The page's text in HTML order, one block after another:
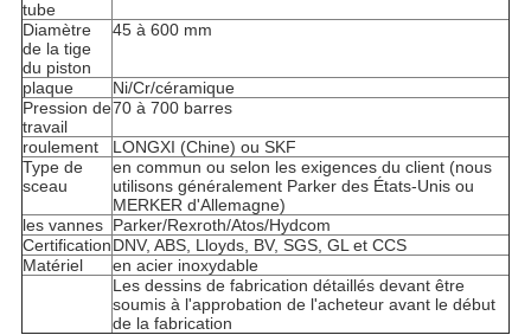
tube
Diamètre
de la tige
du piston
45 à 600 mm
plaque
Ni/Cr/céramique
Pression de
travail
70 à 700 barres
roulement
LONGXI (Chine) ou SKF
Type de
sceau
en commun ou selon les exigences du client (nous
utilisons généralement Parker des États-Unis ou
MERKER d'Allemagne)
les vannes Parker/Rexroth/Atos/Hydcom
CertificationDNV, ABS, Lloyds, BV, SGS, GL et CCS
Matériel
en acier inoxydable
Les dessins de fabrication détaillés devant être
soumis à l'approbation de l'acheteur avant le début
de la fabrication